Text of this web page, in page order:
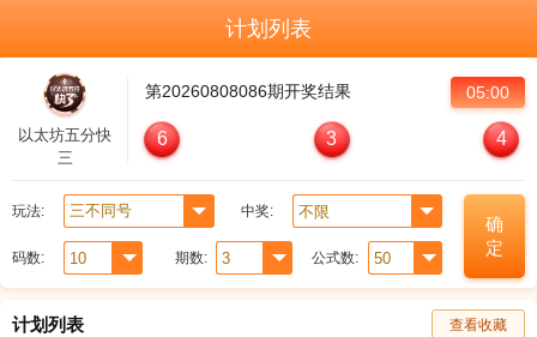
计划列表
以太坊五分快
三
第20260808086期开奖结果 05:00
6 3 4
玩法: 中奖:
码数: 期数: 公式数:
确
定
计划列表 查看收藏